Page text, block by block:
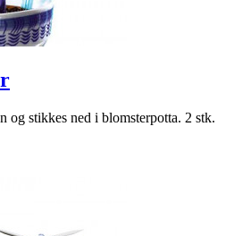
og stikkes ned i blomsterpotta. 2 stk.